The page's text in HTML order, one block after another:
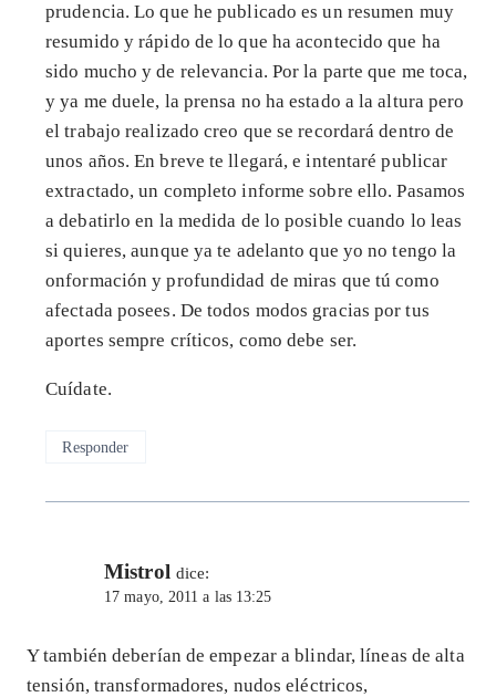
prudencia. Lo que he publicado es un resumen muy
resumido y rápido de lo que ha acontecido que ha
sido mucho y de relevancia. Por la parte que me toca,
y ya me duele, la prensa no ha estado a la altura pero
el trabajo realizado creo que se recordará dentro de
unos años. En breve te llegará, e intentaré publicar
extractado, un completo informe sobre ello. Pasamos
a debatirlo en la medida de lo posible cuando lo leas
si quieres, aunque ya te adelanto que yo no tengo la
onformación y profundidad de miras que tú como
afectada posees. De todos modos gracias por tus
aportes sempre críticos, como debe ser.
Cuídate.
Responder
Mistrol dice:
17 mayo, 2011 a las 13:25
Y también deberían de empezar a blindar, líneas de alta
tensión, transformadores, nudos eléctricos,